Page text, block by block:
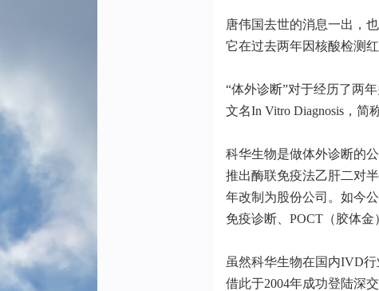
唐伟国去世的消息一出，
它在过去两年因核酸检测
“体外诊断”对于经历了两
文名In Vitro Diagnosis，简
科华生物是做体外诊断的
推出酶联免疫法乙肝二对
年改制为股份公司。如今
免疫诊断、POCT（胶体金
虽然科华生物在国内IVD
借此于2004年成功登陆深